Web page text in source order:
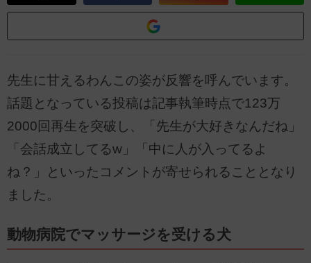
先生に甘えるわんこの姿が反響を呼んでいます。
話題となっている投稿は記事執筆時点で123万
2000回再生を突破し、「先生が大好きなんだね」
「会話成立してるw」「中に人が入ってるよ
ね？」といったコメントが寄せられることとなり
ました。
動物病院でマッサージを受ける犬